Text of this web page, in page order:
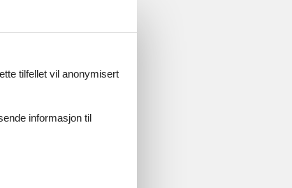
tilfellet vil anonymisert
informasjon til